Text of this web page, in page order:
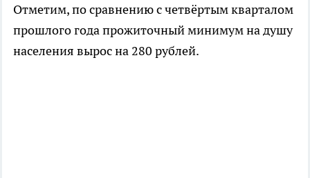
Отметим, по сравнению с четвёртым кварталом
прошлого года прожиточный минимум на душу
населения вырос на 280 рублей.